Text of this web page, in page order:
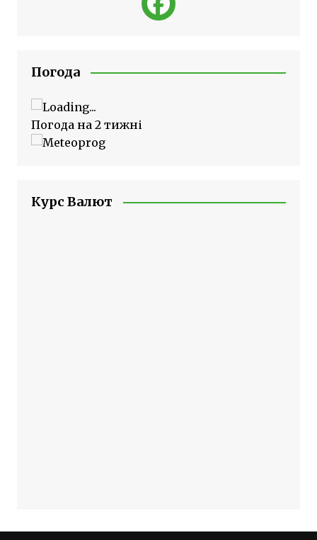
Погода
Погода на 2 тижні
Курс Валют